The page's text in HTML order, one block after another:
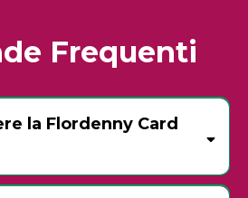
Frequenti
la Flordenny Card